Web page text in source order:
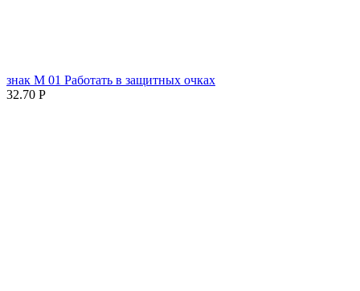
знак М 01 Работать в защитных очках
32.70 Р